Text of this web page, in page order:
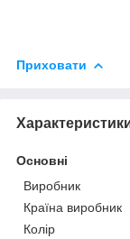
Приховати
Основні
Виробник
Країна виробник
Колір